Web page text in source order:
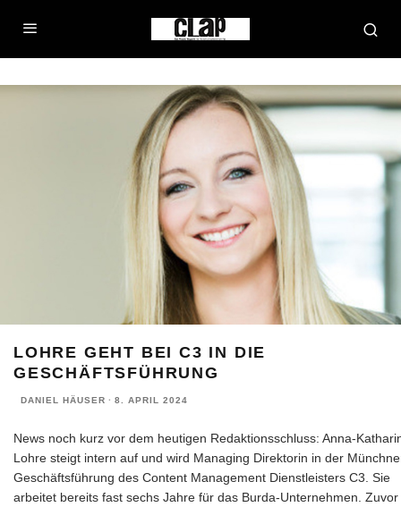
LOHRE GEHT BEI C3 IN DIE
GESCHÄFTSFÜHRUNG
DANIEL HÄUSER · 8. APRIL 2024
News noch kurz vor dem heutigen Redaktionsschluss: Anna-
Lohre steigt intern auf und wird Managing Direktorin in der
Geschäftsführung des Content Management Dienstleisters C3. Sie
arbeitet bereits fast sechs Jahre für das Burda-Unternehmen. Zuvor